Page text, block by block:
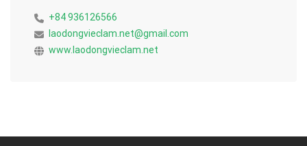
+84 936126566
laodongvieclam.net@gmail.com
www.laodongvieclam.net